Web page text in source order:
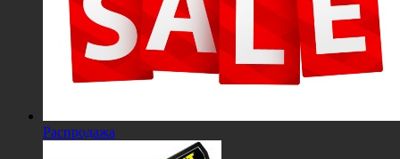
Распродажа